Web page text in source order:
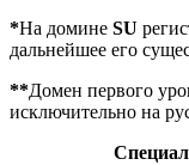
*На домине SU
дальнейшее его
**Домен первого
исключительно на